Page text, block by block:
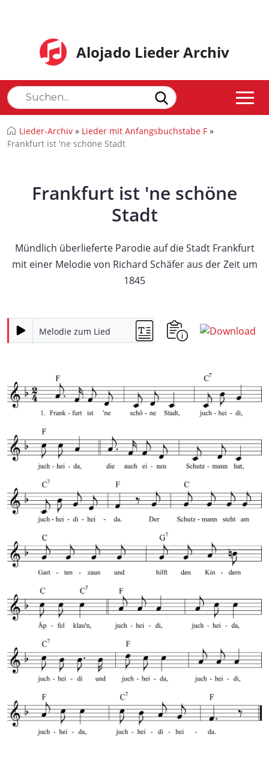
Alojado Lieder Archiv
Lieder-Archiv » Lieder mit Anfangsbuchstabe F »
Frankfurt ist 'ne schöne Stadt
Frankfurt ist 'ne schöne
Stadt
Mündlich überlieferte Parodie auf die Stadt Frankfurt
mit einer Melodie von Richard Schäfer aus der Zeit um
1845
Melodie zum Lied